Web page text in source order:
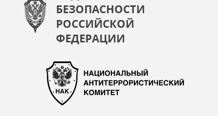
БЕЗОПАСНОСТИ
РОССИЙСКОЙ
ФЕДЕРАЦИИ